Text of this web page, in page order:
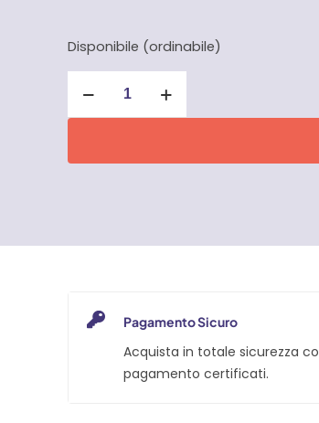
Disponibile (ordinabile)
Out
Aerosol
Faren
Pagamento Sicuro
Acquista in totale sicurezza
pagamento certificati.